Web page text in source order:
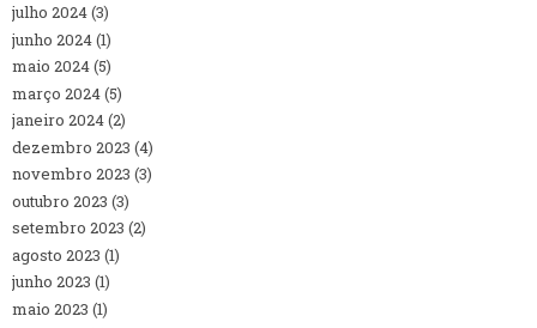
julho 2024(3)
junho 2024(1)
maio 2024(5)
março 2024(5)
janeiro 2024(2)
dezembro 2023 (4)
novembro 2023 (3)
outubro 2023 (3)
setembro 2023 (2)
agosto 2023 (1)
junho 2023 (1)
maio 2023 (1)